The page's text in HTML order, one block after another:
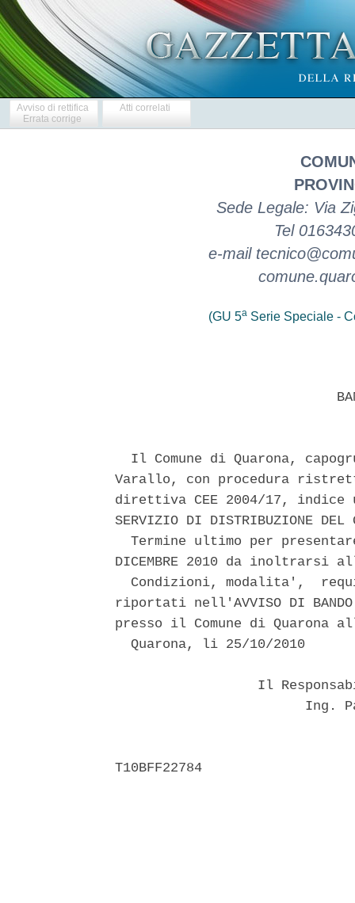
Avviso di rettifica
Errata corrige
Atti correlati
Sede Legale: Via
Tel
e-mail
(GU 5a Serie Speciale -
Il Comune di Quarona,
Varallo, con procedura
direttiva CEE 2004/17, indice
SERVIZIO DI DISTRIBUZIONE DEL
Termine ultimo per
DICEMBRE 2010 da inoltrarsi
Condizioni, modalita',
riportati nell'AVVISO DI
presso il Comune di
  Quarona, li 25/10/2010
Il
Ing.